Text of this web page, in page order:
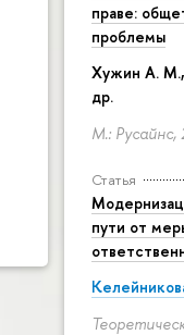
праве:
проблемы
Хужин А. М.,
др.
М.: Русайнс,
Статья
пути от